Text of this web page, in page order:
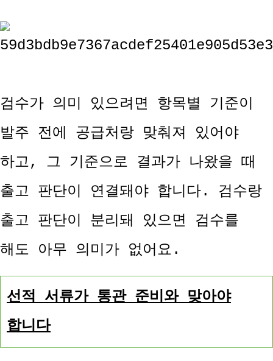
검수가 의미 있으려면 항목별 기준이
발주 전에 공급처랑 맞춰져 있어야
하고, 그 기준으로 결과가 나왔을 때
출고 판단이 연결돼야 합니다. 검수랑
출고 판단이 분리돼 있으면 검수를
해도 아무 의미가 없어요.
선적 서류가 통관 준비와 맞아야
합니다